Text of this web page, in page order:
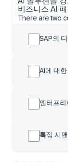
비즈니스 AI
There are two
SAP의
AI에 대
엔터프
특정 시